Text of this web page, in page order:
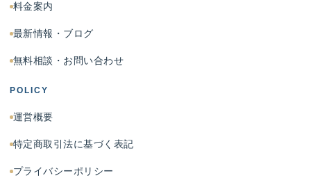
料金案内
最新情報・ブログ
無料相談・お問い合わせ
POLICY
運営概要
特定商取引法に基づく表記
プライバシーポリシー